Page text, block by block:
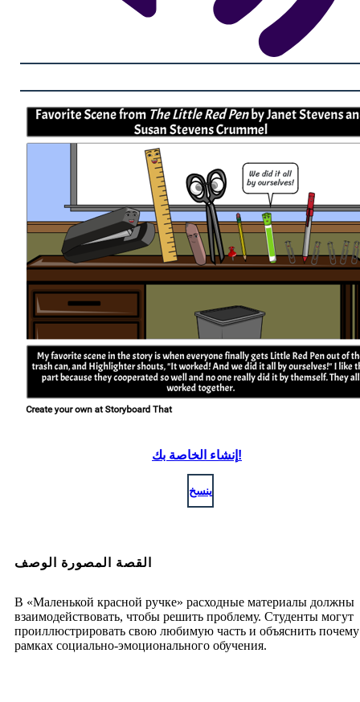
إنشاء الخاصة بك!
ينسخ
القصة المصورة الوصف
В «Маленькой красной ручке» расходные материалы должны
взаимодействовать, чтобы решить проблему. Студенты могут
проиллюстрировать свою любимую часть и объяснить
рамках социально-эмоционального обучения.